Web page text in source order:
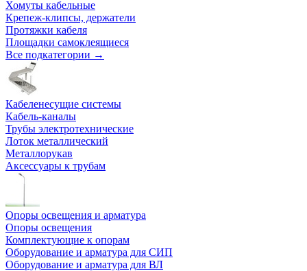
Хомуты кабельные
Крепеж-клипсы, держатели
Протяжки кабеля
Площадки самоклеящиеся
Все подкатегории →
Кабеленесущие системы
Кабель-каналы
Трубы электротехнические
Лоток металлический
Металлорукав
Аксессуары к трубам
Опоры освещения и арматура
Опоры освещения
Комплектующие к опорам
Оборудование и арматура для СИП
Оборудование и арматура для ВЛ